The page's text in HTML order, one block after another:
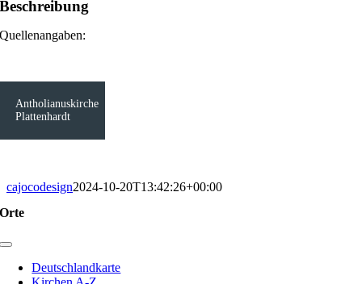
Beschreibung
Quellenangaben:
Antholianuskirche
Plattenhardt
cajocodesign2024-10-20T13:42:26+00:00
Orte
Toggle
NavigationDeutschlandkarte